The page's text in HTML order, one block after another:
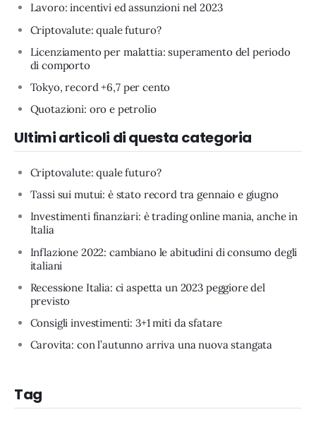
Lavoro: incentivi ed assunzioni nel 2023
Criptovalute: quale futuro?
Licenziamento per malattia: superamento del periodo
di comporto
Tokyo, record +6,7 per cento
Quotazioni: oro e petrolio
Ultimi articoli di questa categoria
Criptovalute: quale futuro?
Tassi sui mutui: è stato record tra gennaio e giugno
Investimenti finanziari: è trading online mania, anche in
Italia
Inflazione 2022: cambiano le abitudini di consumo degli
italiani
Recessione Italia: ci aspetta un 2023 peggiore del
previsto
Consigli investimenti: 3+1 miti da sfatare
Carovita: con l’autunno arriva una nuova stangata
Tag